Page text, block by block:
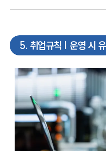
5. 취업규칙 | 운영 시